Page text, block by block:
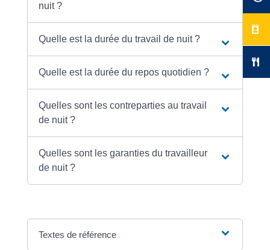
nuit ?
Quelle est la durée du travail de nuit ?
Quelle est la durée du repos quotidien ?
Quelles sont les contreparties au travail
de nuit ?
Quelles sont les garanties du travailleur
de nuit ?
Textes de référence